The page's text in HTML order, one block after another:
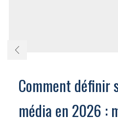
Comment définir
média en 2026 :